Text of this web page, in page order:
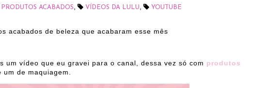
PRODUTOS ACABADOS VÍDEOS DA LULU YOUTUBE
acabados de beleza que acabaram esse mês
um vídeo que eu gravei para o canal, dessa vez só com produtos
de maquiagem.